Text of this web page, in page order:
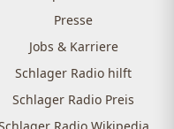
Presse
Jobs & Karriere
Schlager Radio hilft
Schlager Radio Preis